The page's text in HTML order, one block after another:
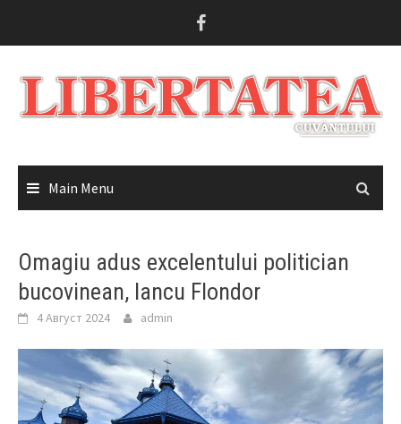
Main Menu
Omagiu adus excelentului politician
bucovinean, Iancu Flondor
4 Август 2024 admin